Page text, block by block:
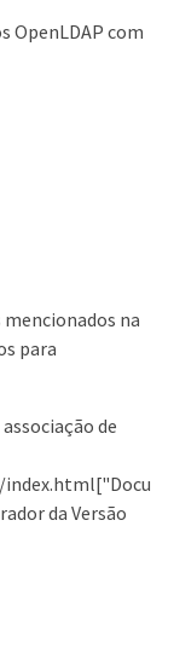
OpenLDAP com
na
para
de
da Versão